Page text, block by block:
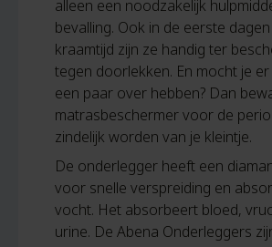
alleen een noodzakelijk
bevalling. Ook in de eerste
kraamtijd zijn ze handig ter
tegen doorlekken. En mocht je
een paar over hebben? Dan
matrasbeschermer voor de
zindelijk worden van je kleintje.
De onderlegger heeft een
voor snelle verspreiding en
vocht. Het absorbeert bloed,
urine. De Abena Onderleggers